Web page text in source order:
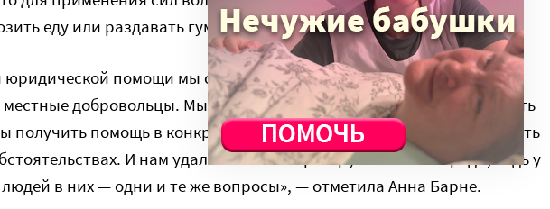
еду или раздавать гумпомощь.
юридической помощи мы собрали группу, что очень важно — в
добровольцы. Мы подготовили алгоритм, что должен делать
получить помощь в конкретном месте, в Тулуне, как ему действовать
И нам удалось немного разгрузить эти очереди, ведь у
в них — одни и те же вопросы», — отметила Анна Барне.